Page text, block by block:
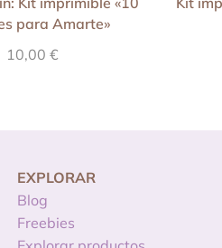
para Amarte»
10,00 €
EXPLORAR
Blog
Freebies